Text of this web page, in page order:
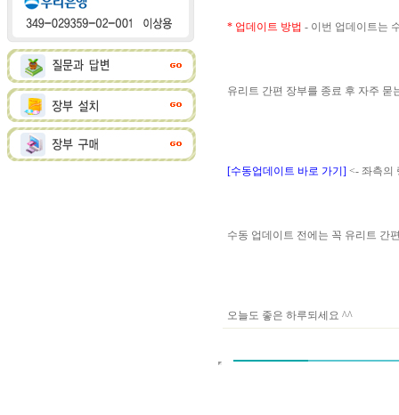
* 업데이트 방법 - 이번 업데이트는
유리트 간편 장부를 종료 후 자주
[수동업데이트 바로 가기] <- 좌측의
수동 업데이트 전에는 꼭 유리트 간
오늘도 좋은 하루되세요 ^^